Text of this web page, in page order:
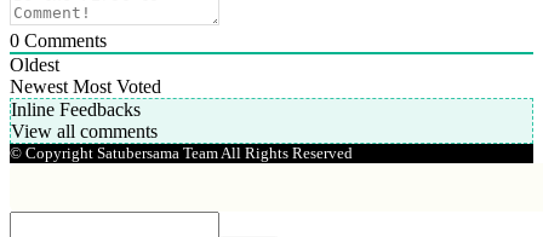
0 Comments
Oldest
Newest Most Voted
Inline Feedbacks
View all comments
© Copyright Satubersama Team All Rights Reserved